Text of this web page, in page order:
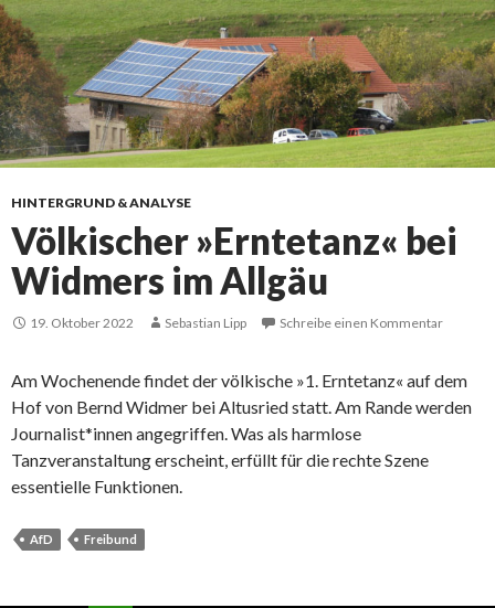
HINTERGRUND & ANALYSE
Völkischer »Erntetanz« bei
Widmers im Allgäu
19. Oktober 2022 Sebastian Lipp Schreibe einen Kommentar
Am Wochenende findet der völkische »1. Erntetanz« auf dem
Hof von Bernd Widmer bei Altusried statt. Am Rande werden
Journalist*innen angegriffen. Was als harmlose
Tanzveranstaltung erscheint, erfüllt für die rechte Szene
essentielle Funktionen.
AfD Freibund